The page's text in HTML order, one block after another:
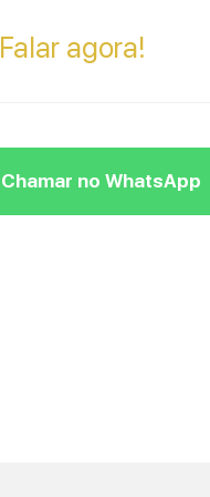
Falar agora!
Chamar no WhatsApp